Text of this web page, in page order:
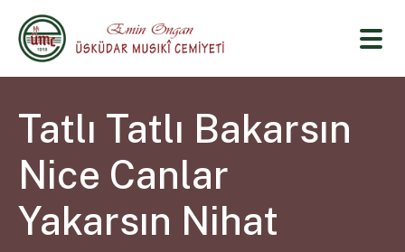
Tatlı Tatlı Bakarsın
Nice Canlar
Yakarsın Nihat